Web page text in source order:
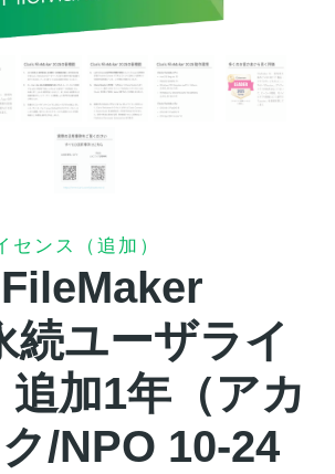
センス（追加）
続ユーザライ
追加1年（アカ
/NPO 10-24